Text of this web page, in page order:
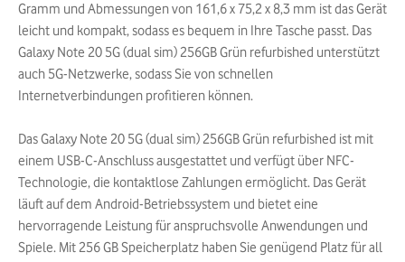
Gramm und Abmessungen von 161,6 x 75,2 x 8,3 mm ist das Gerät
leicht und kompakt, sodass es bequem in Ihre Tasche passt. Das
Galaxy Note 20 5G (dual sim) 256GB Grün refurbished unterstützt
auch 5G-Netzwerke, sodass Sie von schnellen
Internetverbindungen profitieren können.
Das Galaxy Note 20 5G (dual sim) 256GB Grün refurbished ist mit
einem USB-C-Anschluss ausgestattet und verfügt über NFC-
Technologie, die kontaktlose Zahlungen ermöglicht. Das Gerät
läuft auf dem Android-Betriebssystem und bietet eine
hervorragende Leistung für anspruchsvolle Anwendungen und
Spiele. Mit 256 GB Speicherplatz haben Sie genügend Platz für all